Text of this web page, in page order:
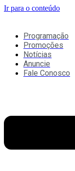
Ir para o conteúdo
Programação
Promoções
Notícias
Anuncie
Fale Conosco